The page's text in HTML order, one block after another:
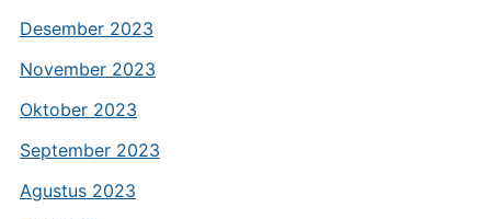
Desember 2023
November 2023
Oktober 2023
September 2023
Agustus 2023